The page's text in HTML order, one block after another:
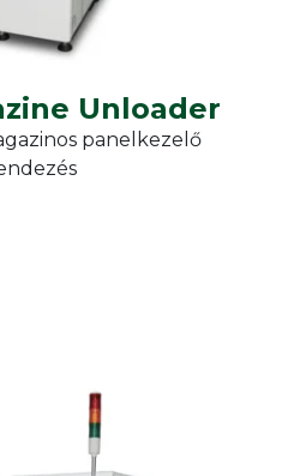
Unloader
panelkezelő